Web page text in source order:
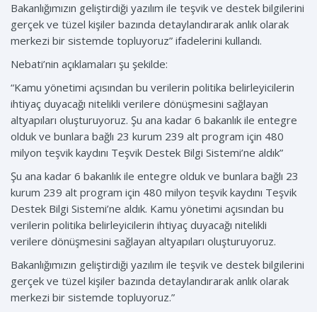
Bakanlığımızın geliştirdiği yazılım ile teşvik ve destek bilgilerini
gerçek ve tüzel kişiler bazında detaylandırarak anlık olarak
merkezi bir sistemde topluyoruz” ifadelerini kullandı.
Nebati’nin açıklamaları şu şekilde:
“Kamu yönetimi açısından bu verilerin politika belirleyicilerin
ihtiyaç duyacağı nitelikli verilere dönüşmesini sağlayan
altyapıları oluşturuyoruz. Şu ana kadar 6 bakanlık ile entegre
olduk ve bunlara bağlı 23 kurum 239 alt program için 480
milyon teşvik kaydını Teşvik Destek Bilgi Sistemi’ne aldık”
Şu ana kadar 6 bakanlık ile entegre olduk ve bunlara bağlı 23
kurum 239 alt program için 480 milyon teşvik kaydını Teşvik
Destek Bilgi Sistemi’ne aldık. Kamu yönetimi açısından bu
verilerin politika belirleyicilerin ihtiyaç duyacağı nitelikli
verilere dönüşmesini sağlayan altyapıları oluşturuyoruz.
Bakanlığımızın geliştirdiği yazılım ile teşvik ve destek bilgilerini
gerçek ve tüzel kişiler bazında detaylandırarak anlık olarak
merkezi bir sistemde topluyoruz.”